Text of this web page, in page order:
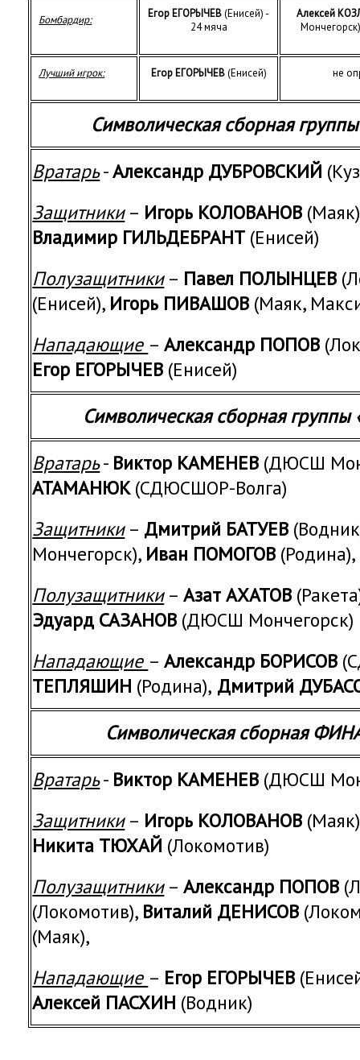
Бомбардир: Егор ЕГОРЫЧЕВ(Енисей) -
24 мяча
Алексей
Лучший игрок: Егор ЕГОРЫЧЕВ(Енисей) не
Символическая сборная
Вратарь-Александр ДУБРОВСКИЙ
Защитники– Игорь КОЛОВАНОВ
Владимир ГИЛЬДЕБРАНТ (Енисей)
Полузащитники– Павел ПОЛЫНЦЕВ
(Енисей), Игорь ПИВАШОВ (Маяк,
Нападающие –Александр ПОПОВ
Егор ЕГОРЫЧЕВ (Енисей)
Символическая сборная группы
Вратарь- Виктор КАМЕНЕВ (ДЮСШ
АТАМАНЮК(СДЮСШОР-Волга)
Защитники– Дмитрий БАТУЕВ
Мончегорск), Иван ПОМОГОВ (Родина),
Полузащитники–Азат АХАТОВ
Эдуард САЗАНОВ (ДЮСШ Мончегорск)
Нападающие –Александр БОРИСОВ
ТЕПЛЯШИН (Родина), Дмитрий
Символическая сборная
Вратарь- Виктор КАМЕНЕВ (ДЮСШ
Защитники– Игорь КОЛОВАНОВ
Никита ТЮХАЙ (Локомотив)
Полузащитники–Александр ПОПОВ
(Локомотив), Виталий ДЕНИСОВ
(Маяк),
Нападающие – Егор ЕГОРЫЧЕВ
Алексей ПАСХИН (Водник)